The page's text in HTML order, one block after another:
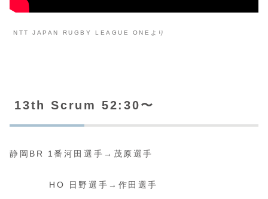
NTT JAPAN RUGBY LEAGUE ONEより
13th Scrum 52:30〜
静岡BR 1番河田選手→茂原選手
HO 日野選手→作田選手